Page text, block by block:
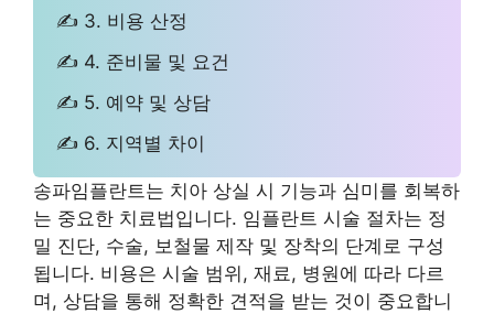
✍ 3. 비용 산정
✍ 4. 준비물 및 요건
✍ 5. 예약 및 상담
✍ 6. 지역별 차이
송파임플란트는 치아 상실 시 기능과 심미를 회복하
는 중요한 치료법입니다. 임플란트 시술 절차는 정
밀 진단, 수술, 보철물 제작 및 장착의 단계로 구성
됩니다. 비용은 시술 범위, 재료, 병원에 따라 다르
며, 상담을 통해 정확한 견적을 받는 것이 중요합니